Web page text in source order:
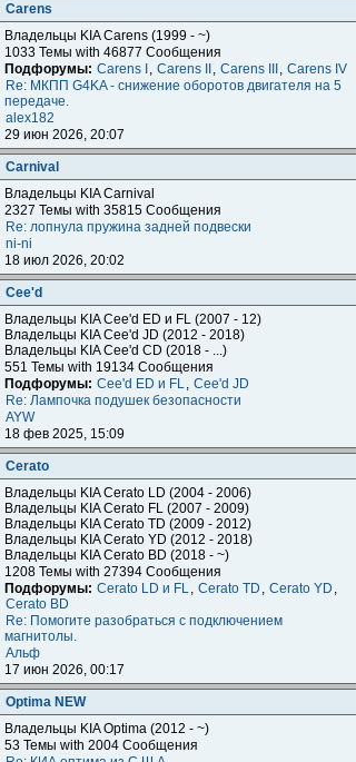
Carens
Владельцы KIA Carens (1999 - ~)
1033 Темы with 46877 Сообщения
Подфорумы: Carens I , Carens II , Carens III , Carens IV
Re: МКПП G4KA - снижение оборотов двигателя на 5
передаче.
alex182
29 июн 2026, 20:07
Carnival
Владельцы KIA Carnival
2327 Темы with 35815 Сообщения
Re: лопнула пружина задней подвески
ni-ni
18 июл 2026, 20:02
Cee'd
Владельцы KIA Cee'd ED и FL (2007 - 12)
Владельцы KIA Cee'd JD (2012 - 2018)
Владельцы KIA Cee'd CD (2018 - ...)
551 Темы with 19134 Сообщения
Подфорумы: Cee'd ED и FL, Cee'd JD
Re: Лампочка подушек безопасности
AYW
18 фев 2025, 15:09
Cerato
Владельцы KIA Cerato LD (2004 - 2006)
Владельцы KIA Cerato FL (2007 - 2009)
Владельцы KIA Cerato TD (2009 - 2012)
Владельцы KIA Cerato YD (2012 - 2018)
Владельцы KIA Cerato BD (2018 - ~)
1208 Темы with 27394 Сообщения
Подфорумы: Cerato LD и FL, Cerato TD , Cerato YD ,
Cerato BD
Re: Помогите разобраться с подключением
магнитолы.
Альф
17 июн 2026, 00:17
Optima NEW
Владельцы KIA Optima (2012 - ~)
53 Темы with 2004 Сообщения